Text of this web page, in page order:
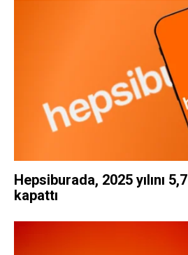
Hepsiburada, 2025 yılını
kapattı